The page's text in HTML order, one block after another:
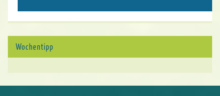
Wochentipp